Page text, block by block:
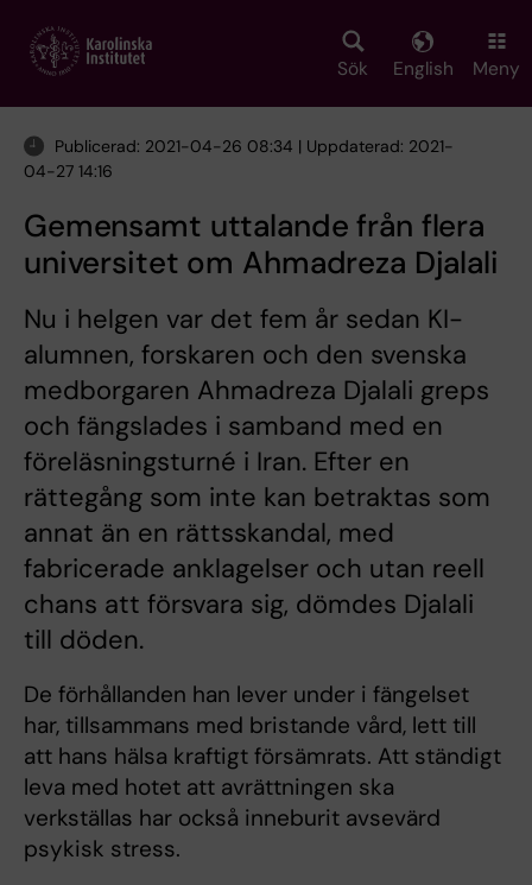
main
Sök English Meny
Publicerad: 2021-04-26 08:34 | Uppdaterad: 2021-
04-27 14:16
Gemensamt uttalande från flera
universitet om Ahmadreza Djalali
Nu i helgen var det fem år sedan KI-
alumnen, forskaren och den svenska
medborgaren Ahmadreza Djalali greps
och fängslades i samband med en
föreläsningsturné i Iran. Efter en
rättegång som inte kan betraktas som
annat än en rättsskandal, med
fabricerade anklagelser och utan reell
chans att försvara sig, dömdes Djalali
till döden.
De förhållanden han lever under i fängelset
har, tillsammans med bristande vård, lett till
att hans hälsa kraftigt försämrats. Att ständigt
leva med hotet att avrättningen ska
verkställas har också inneburit avsevärd
psykisk stress.